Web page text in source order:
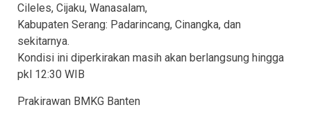
Cileles, Cijaku, Wanasalam,
Kabupaten Serang: Padarincang, Cinangka, dan
sekitarnya.
Kondisi ini diperkirakan masih akan berlangsung hingga
pkl 12:30 WIB
Prakirawan BMKG Banten